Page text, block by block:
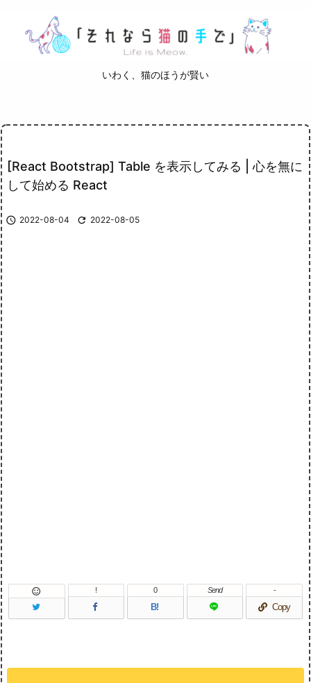
いわく、猫のほうが賢い
[React Bootstrap] Table を表示してみる | 心を無に
して始める React
 2022-08-04  2022-08-05
 !
B!
0 Send
Copy
-